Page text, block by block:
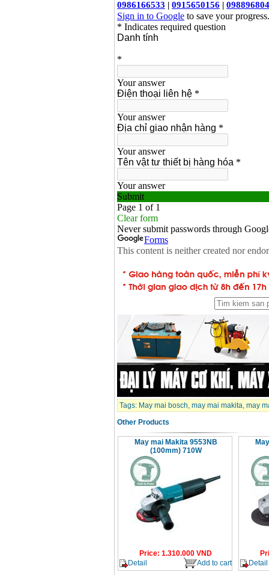
Tags: May mai bosch, may mai makita, may
Other Products
May mai Makita 9553NB
(100mm) 710W
Price: 1.310.000 VND
Detail
Add to cart
Detail